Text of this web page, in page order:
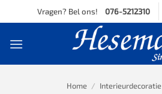
to
Vragen? Bel ons! 076-5212310
Home / Interieurdecoratie